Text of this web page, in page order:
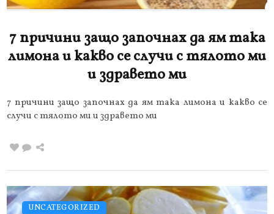
7 причини защо започнах да ям така
лимона и какво се случи с тялото ми
и здравето ми
7 причини защо започнах да ям така лимона и какво се
случи с тялото ми и здравето ми
UNCATEGORIZED